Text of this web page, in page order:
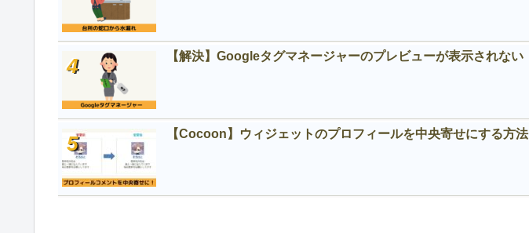
【解決】Googleタグマネージャーのプレビューが表示されない
【Cocoon】ウィジェットのプロフィールを中央寄せにする方法